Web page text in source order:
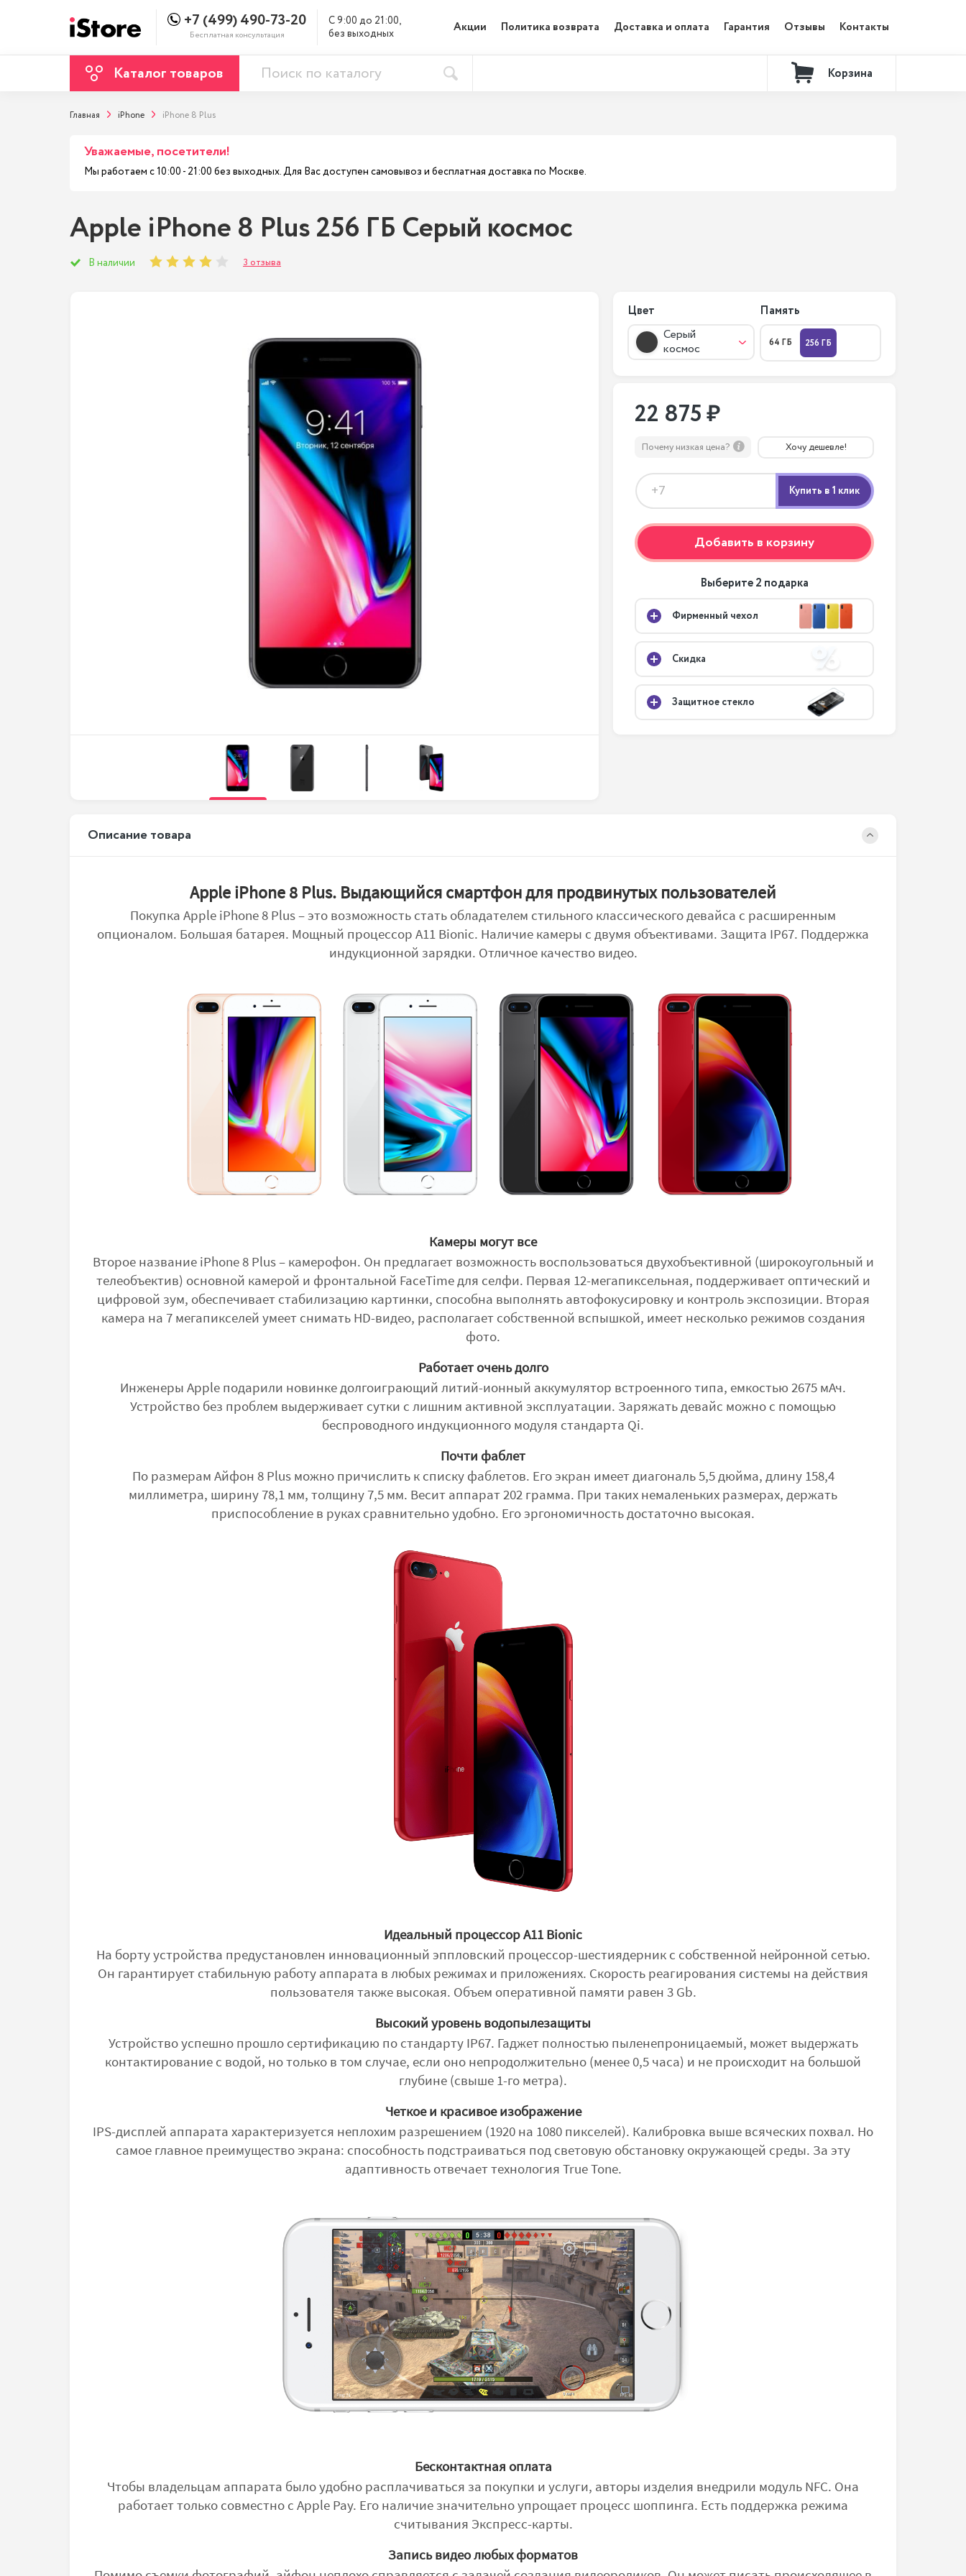
+7 (499) 490-73-20
Бесплатная консультация
С 9:00 до 21:00,
без выходных
Акции Политика возврата Доставка и оплата Гарантия Отзывы Контакты
Каталог товаров Корзина
Главная iPhone iPhone 8 Plus
Уважаемые, посетители!
Мы работаем с 10:00 - 21:00 без выходных. Для Вас доступен самовывоз и бесплатная доставка по Москве.
Apple iPhone 8 Plus 256 ГБ Серый космос
В наличии 3 отзыва
Цвет
Серый
космос
Память
64 ГБ 256 ГБ
22 875 ₽
Почему низкая цена? Хочу дешевле!
Добавить в корзину
Выберите 2 подарка
Фирменный чехол
Скидка
Защитное стекло
Описание товара
Apple iPhone 8 Plus. Выдающийся смартфон для продвинутых пользователей
Покупка Apple iPhone 8 Plus – это возможность стать обладателем стильного классического девайса с расширенным
опционалом. Большая батарея. Мощный процессор A11 Bionic. Наличие камеры с двумя объективами. Защита IP67. Поддержка
индукционной зарядки. Отличное качество видео.
Камеры могут все
Второе название iPhone 8 Plus – камерофон. Он предлагает возможность воспользоваться двухобъективной (широкоугольный и
телеобъектив) основной камерой и фронтальной FaceTime для селфи. Первая 12-мегапиксельная, поддерживает оптический и
цифровой зум, обеспечивает стабилизацию картинки, способна выполнять автофокусировку и контроль экспозиции. Вторая
камера на 7 мегапикселей умеет снимать HD-видео, располагает собственной вспышкой, имеет несколько режимов создания
фото.
Работает очень долго
Инженеры Apple подарили новинке долгоиграющий литий-ионный аккумулятор встроенного типа, емкостью 2675 мАч.
Устройство без проблем выдерживает сутки с лишним активной эксплуатации. Заряжать девайс можно с помощью
беспроводного индукционного модуля стандарта Qi.
Почти фаблет
По размерам Айфон 8 Plus можно причислить к списку фаблетов. Его экран имеет диагональ 5,5 дюйма, длину 158,4
миллиметра, ширину 78,1 мм, толщину 7,5 мм. Весит аппарат 202 грамма. При таких немаленьких размерах, держать
приспособление в руках сравнительно удобно. Его эргономичность достаточно высокая.
Идеальный процессор A11 Bionic
На борту устройства предустановлен инновационный эппловский процессор-шестиядерник с собственной нейронной сетью.
Он гарантирует стабильную работу аппарата в любых режимах и приложениях. Скорость реагирования системы на действия
пользователя также высокая. Объем оперативной памяти равен 3 Gb.
Высокий уровень водопылезащиты
Устройство успешно прошло сертификацию по стандарту IP67. Гаджет полностью пыленепроницаемый, может выдержать
контактирование с водой, но только в том случае, если оно непродолжительно (менее 0,5 часа) и не происходит на большой
глубине (свыше 1-го метра).
Четкое и красивое изображение
IPS-дисплей аппарата характеризуется неплохим разрешением (1920 на 1080 пикселей). Калибровка выше всяческих похвал. Но
самое главное преимущество экрана: способность подстраиваться под световую обстановку окружающей среды. За эту
адаптивность отвечает технология True Tone.
Бесконтактная оплата
Чтобы владельцам аппарата было удобно расплачиваться за покупки и услуги, авторы изделия внедрили модуль NFC. Она
работает только совместно с Apple Pay. Его наличие значительно упрощает процесс шоппинга. Есть поддержка режима
считывания Экспресс-карты.
Запись видео любых форматов